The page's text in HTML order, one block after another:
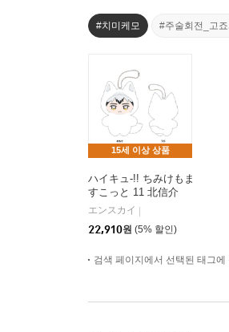
#치미케모 #주술회전_고
15세 이상 상품
ハイキュ-!! ちみけもま
すこっと 11 北信介
エンスカイ
22,910원 (5% 할인)
검색 페이지에서 선택된 태그